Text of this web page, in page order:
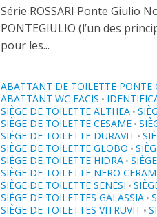
Série ROSSARI Ponte Giulio
PONTEGIULIO (l’un des
pour les...
ABATTANT DE TOILETTE PONTE
ABATTANT WC FACIS •
SIÈGE DE TOILETTE ALTHEA •
SIÈGE DE TOILETTE CESAME •
SIÈGE DE TOILETTE DURAVIT •
SIÈGE DE TOILETTE GLOBO •
SIÈGE DE TOILETTE HIDRA •
SIÈGE DE TOILETTE NERO
SIÈGE DE TOILETTE SENESI •
SIÈGE DE TOILETTES GALASSIA •
SIÈGE DE TOILETTES VITRUVIT •